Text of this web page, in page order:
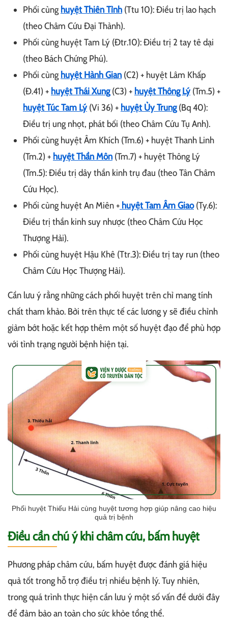
Phối cùng huyệt Thiên Tỉnh (Ttu 10): Điều trị lao hạch
(theo Châm Cứu Đại Thành).
Phối cùng huyệt Tam Lý (Đtr.10): Điều trị 2 tay tê dại
(theo Bách Chứng Phú).
Phối cùng huyệt Hành Gian (C2) + huyệt Lâm Khấp
(Đ.41) + huyệt Thái Xung(C3) + huyệt Thông Lý(Tm.5) +
huyệt Túc Tam Lý(Vi 36) + huyệt Ủy Trung(Bq 40):
Điều trị ung nhọt, phát bối (theo Châm Cứu Tụ Anh).
Phối cùng huyệt Âm Khích (Tm.6) + huyệt Thanh Linh
(Tm.2) + huyệt Thần Môn (Tm.7) + huyệt Thông Lý
(Tm.5): Điều trị dây thần kinh trụ đau (theo Tân Châm
Cứu Học).
Phối cùng huyệt An Miên + huyệt Tam Âm Giao(Ty.6):
Điều trị thần kinh suy nhược (theo Châm Cứu Học
Thượng Hải).
Phối cùng huyệt Hậu Khê (Ttr.3): Điều trị tay run (theo
Châm Cứu Học Thượng Hải).
Cần lưu ý rằng những cách phối huyệt trên chỉ mang tính
chất tham khảo. Bởi trên thực tế các lương y sẽ điều chỉnh
giảm bớt hoặc kết hợp thêm một số huyệt đạo để phù hợp
với tình trạng người bệnh hiện tại.
Phối huyệt Thiếu Hải cùng huyệt tương hợp giúp nâng cao hiệu
quả trị bệnh
Điều cần chú ý khi châm cứu, bấm huyệt
Phương pháp châm cứu, bấm huyệt được đánh giá hiệu
quả tốt trong hỗ trợ điều trị nhiều bệnh lý. Tuy nhiên,
trong quá trình thực hiện cần lưu ý một số vấn đề dưới đây
để đảm bảo an toàn cho sức khỏe tổng thể.